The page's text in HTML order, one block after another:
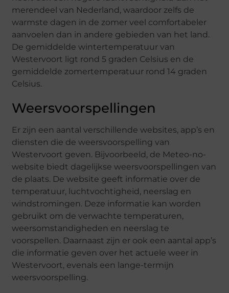
merendeel van Nederland, waardoor zelfs de
warmste dagen in de zomer veel comfortabeler
aanvoelen dan in andere gebieden van het land.
De gemiddelde wintertemperatuur van
Westervoort ligt rond 5 graden Celsius en de
gemiddelde zomertemperatuur rond 14 graden
Celsius.
Weersvoorspellingen
Er zijn een aantal verschillende websites, app’s en
diensten die de weersvoorspelling van
Westervoort geven. Bijvoorbeeld, de Meteo-no-
website biedt dagelijkse weersvoorspellingen van
de plaats. De website geeft informatie over de
temperatuur, luchtvochtigheid, neerslag en
windstromingen. Deze informatie kan worden
gebruikt om de verwachte temperaturen,
weersomstandigheden en neerslag te
voorspellen. Daarnaast zijn er ook een aantal app’s
die informatie geven over het actuele weer in
Westervoort, evenals een lange-termijn
weersvoorspelling.